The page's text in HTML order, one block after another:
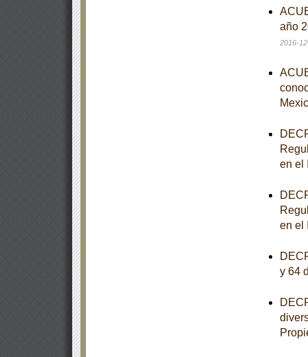
año
2016-
en el
en el
y 64